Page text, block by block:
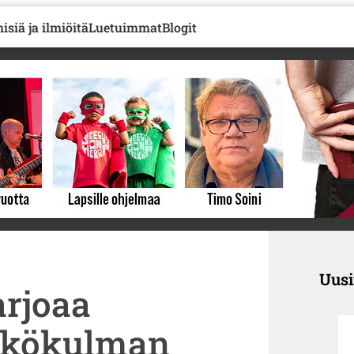
ja ilmiöitäLuetuimmatBlogit